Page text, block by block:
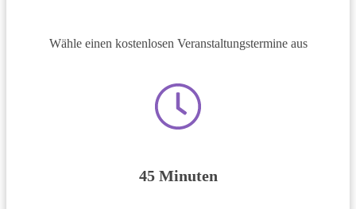
Wähle einen kostenlosen Veranstaltungstermine aus
45 Minuten